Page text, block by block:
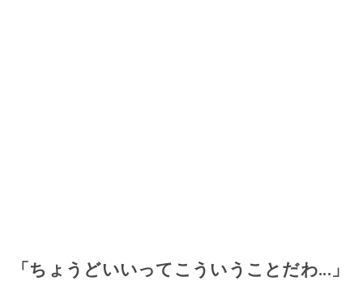
「ちょうどいいってこういうことだわ...」